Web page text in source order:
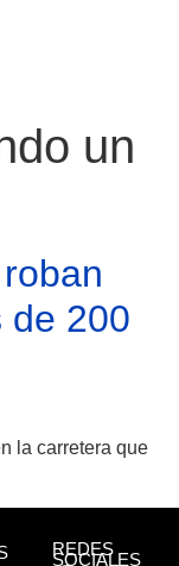
un
de 200
la carretera que
REDES
SOCIALES